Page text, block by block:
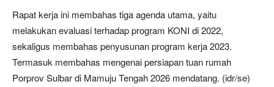
Rapat kerja ini membahas tiga agenda utama, yaitu
melakukan evaluasi terhadap program KONI di 2022,
sekaligus membahas penyusunan program kerja 2023.
Termasuk membahas mengenai persiapan tuan rumah
Porprov Sulbar di Mamuju Tengah 2026 mendatang. (idr/se)